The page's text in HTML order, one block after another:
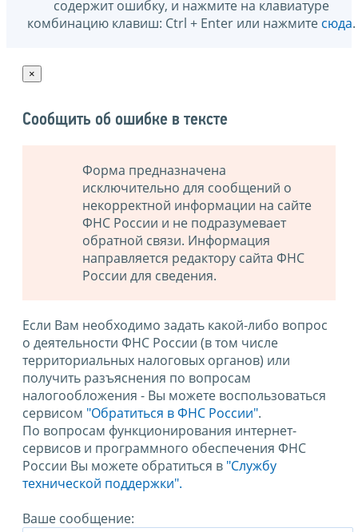
содержит ошибку, и нажмите на клавиатуре
комбинацию клавиш: Ctrl + Enter или нажмите сюда.
×
Сообщить об ошибке в тексте
Форма предназначена
исключительно для сообщений о
некорректной информации на сайте
ФНС России и не подразумевает
обратной связи. Информация
направляется редактору сайта ФНС
России для сведения.
Если Вам необходимо задать какой-либо вопрос
о деятельности ФНС России (в том числе
территориальных налоговых органов) или
получить разъяснения по вопросам
налогообложения - Вы можете воспользоваться
сервисом "Обратиться в ФНС России".
По вопросам функционирования интернет-
сервисов и программного обеспечения ФНС
России Вы можете обратиться в "Службу
технической поддержки".
Ваше сообщение: